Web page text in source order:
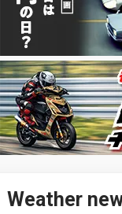
Weather